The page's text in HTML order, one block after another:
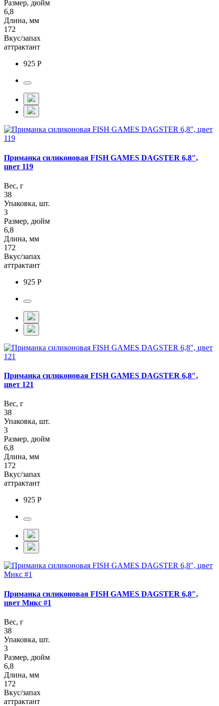
Размер, дюйм
6,8
Длина, мм
172
Вкус/запах
аттрактант
925 Р
Приманка силиконовая FISH GAMES DAGSTER 6,8″,
цвет 119
Вес, г
38
Упаковка, шт.
3
Размер, дюйм
6,8
Длина, мм
172
Вкус/запах
аттрактант
925 Р
Приманка силиконовая FISH GAMES DAGSTER 6,8″,
цвет 121
Вес, г
38
Упаковка, шт.
3
Размер, дюйм
6,8
Длина, мм
172
Вкус/запах
аттрактант
925 Р
Приманка силиконовая FISH GAMES DAGSTER 6,8″,
цвет Микс #1
Вес, г
38
Упаковка, шт.
3
Размер, дюйм
6,8
Длина, мм
172
Вкус/запах
аттрактант